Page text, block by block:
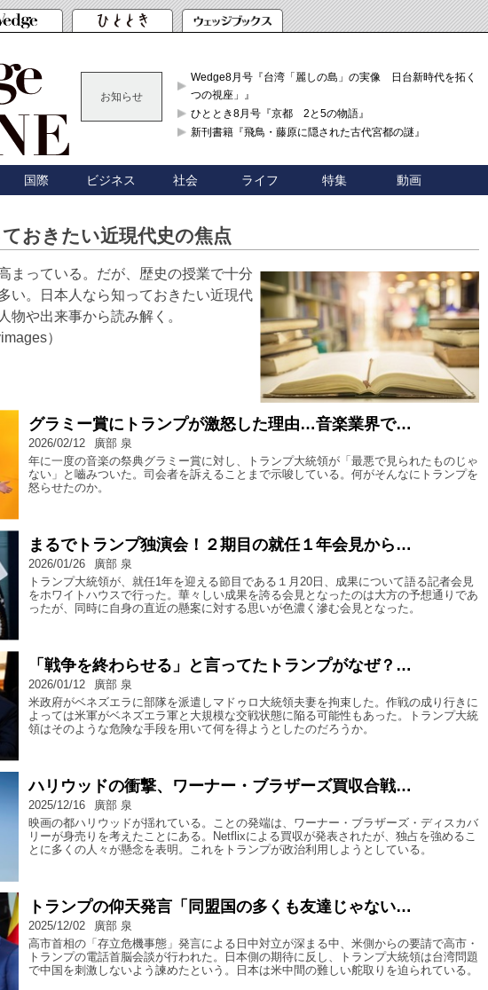
お知らせ
Wedge8月号『台湾「麗しの島」の実像 日台新時代を拓く「3
つの視座」』
ひととき8月号『京都 2と5の物語』
新刊書籍『飛鳥・藤原に隠された古代宮都の謎』
国際 ビジネス 社会 ライフ 特集 動画
おきたい近現代史の焦点
まっている。だが、歴史の授業で十分
い。日本人なら知っておきたい近現代
物や出来事から読み解く。
）
グラミー賞にトランプが激怒した理由…音楽業界で…
2026/02/12
廣部 泉
年に一度の音楽の祭典グラミー賞に対し、トランプ大統領が「最悪で見られたものじゃ
ない」と嚙みついた。司会者を訴えることまで示唆している。何がそんなにトランプを
怒らせたのか。
まるでトランプ独演会！２期目の就任１年会見から…
2026/01/26
廣部 泉
トランプ大統領が、就任1年を迎える節目である１月20日、成果について語る記者会見
をホワイトハウスで行った。華々しい成果を誇る会見となったのは大方の予想通りであ
ったが、同時に自身の直近の懸案に対する思いが色濃く滲む会見となった。
「戦争を終わらせる」と言ってたトランプがなぜ？…
2026/01/12
廣部 泉
米政府がベネズエラに部隊を派遣しマドゥロ大統領夫妻を拘束した。作戦の成り行きに
よっては米軍がベネズエラ軍と大規模な交戦状態に陥る可能性もあった。トランプ大統
領はそのような危険な手段を用いて何を得ようとしたのだろうか。
ハリウッドの衝撃、ワーナー・ブラザーズ買収合戦…
2025/12/16
廣部 泉
映画の都ハリウッドが揺れている。ことの発端は、ワーナー・ブラザーズ・ディスカバ
リーが身売りを考えたことにある。Netflixによる買収が発表されたが、独占を強めるこ
とに多くの人々が懸念を表明。これをトランプが政治利用しようとしている。
トランプの仰天発言「同盟国の多くも友達じゃない…
2025/12/02
廣部 泉
高市首相の「存立危機事態」発言による日中対立が深まる中、米側からの要請で高市・
トランプの電話首脳会談が行われた。日本側の期待に反し、トランプ大統領は台湾問題
で中国を刺激しないよう諫めたという。日本は米中間の難しい舵取りを迫られている。